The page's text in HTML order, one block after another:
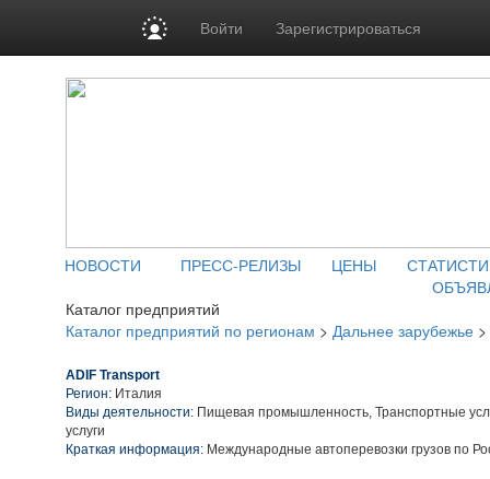
Войти Зарегистрироваться
НОВОСТИ ПРЕСС-РЕЛИЗЫ ЦЕНЫ
Каталог предприятий
Каталог предприятий по регионам > Дальнее зарубежье >
ADIF Transport
Регион: Италия
Виды деятельности: Пищевая промышленность, Транспортные
услуги
Краткая информация: Международные автоперевозки грузов по